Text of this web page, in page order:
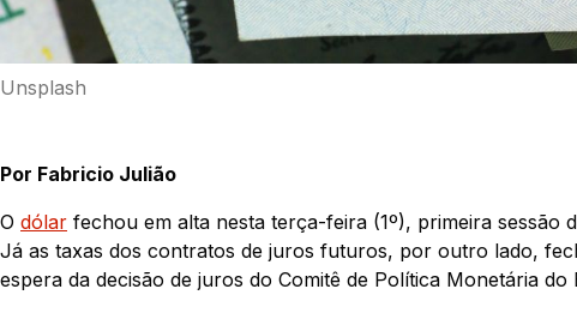
Unsplash
Por Fabricio Julião
O dólar fechou em alta nesta terça-feira (1º), primeira sessão
Já as taxas dos contratos de juros futuros, por outro lado,
espera da decisão de juros do Comitê de Política Monetária